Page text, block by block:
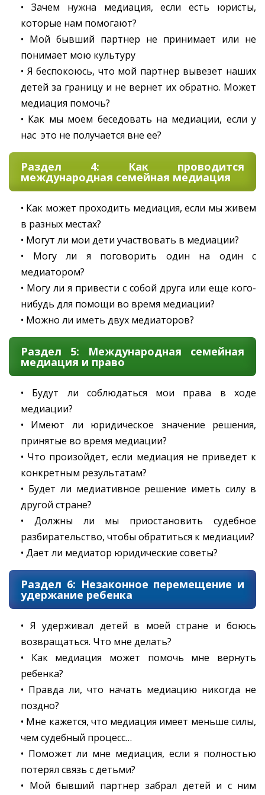
• Зачем нужна медиация, если есть юристы,
которые нам помогают?
• Мой бывший партнер не принимает или не
понимает мою культуру
• Я беспокоюсь, что мой партнер вывезет наших
детей за границу и не вернет их обратно. Может
медиация помочь?
• Как мы моем беседовать на медиации, если у
нас это не получается вне ее?
Раздел 4: Как проводится
международная семейная медиация
• Как может проходить медиация, если мы живем
в разных местах?
• Могут ли мои дети участвовать в медиации?
• Могу ли я поговорить один на один с
медиатором?
• Могу ли я привести с собой друга или еще кого-
нибудь для помощи во время медиации?
• Можно ли иметь двух медиаторов?
Раздел 5: Международная семейная
медиация и право
• Будут ли соблюдаться мои права в ходе
медиации?
• Имеют ли юридическое значение решения,
принятые во время медиации?
• Что произойдет, если медиация не приведет к
конкретным результатам?
• Будет ли медиативное решение иметь силу в
другой стране?
• Должны ли мы приостановить судебное
разбирательство, чтобы обратиться к медиации?
• Дает ли медиатор юридические советы?
Раздел 6: Незаконное перемещение и
удержание ребенка
• Я удерживал детей в моей стране и боюсь
возвращаться. Что мне делать?
• Как медиация может помочь мне вернуть
ребенка?
• Правда ли, что начать медиацию никогда не
поздно?
• Мне кажется, что медиация имеет меньше силы,
чем судебный процесс…
• Поможет ли мне медиация, если я полностью
потерял связь с детьми?
• Мой бывший партнер забрал детей и с ним